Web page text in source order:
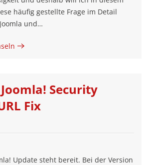
häufig gestellte Frage im Detail
und…
Security
Fix
Update steht bereit. Bei der Version